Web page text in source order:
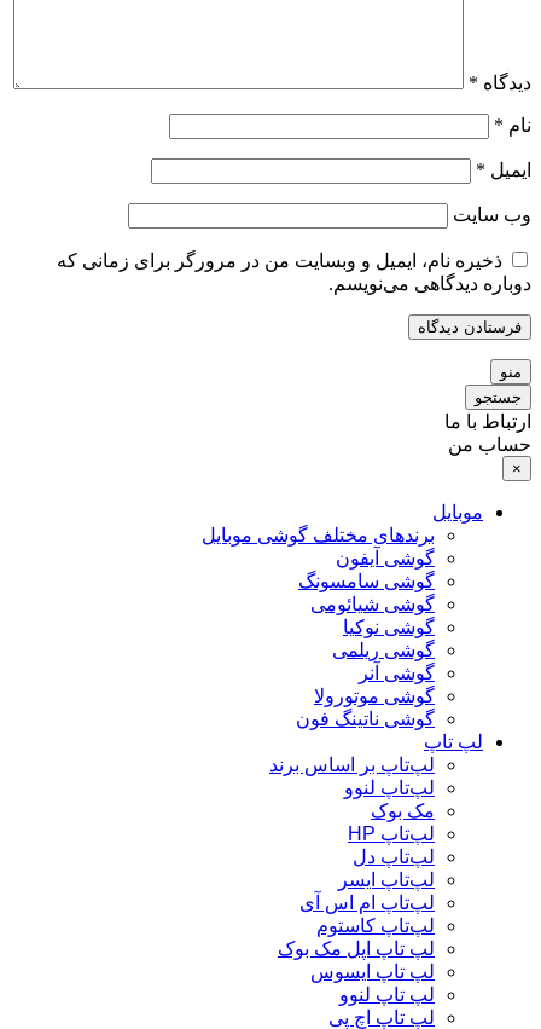
دیدگاه *
نام *
ایمیل *
وب‌ سایت
ذخیره نام، ایمیل و وبسایت من در مرورگر برای زمانی که
دوباره دیدگاهی می‌نویسم.
منو
جستجو
ارتباط با ما
حساب من
×
موبایل
برندهای مختلف گوشی موبایل
گوشی آیفون
گوشی سامسونگ
گوشی شیائومی
گوشی نوکیا
گوشی ریلمی
گوشی آنر
گوشی موتورولا
گوشی ناتینگ فون
لپ تاپ
لپ‌تاپ بر اساس برند
لپ‌تاپ لنوو
مک بوک
لپ‌تاپ HP
لپ‌تاپ دل
لپ‌تاپ ایسر
لپ‌تاپ ام اس آی
لپ‌تاپ کاستوم
لپ تاپ اپل مک بوک
لپ تاپ ایسوس
لپ تاپ لنوو
لپ تاپ اچ پی